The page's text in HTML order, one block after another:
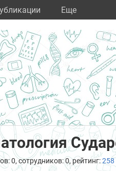
Eще
0, сотрудников: 0, рейтинг:258